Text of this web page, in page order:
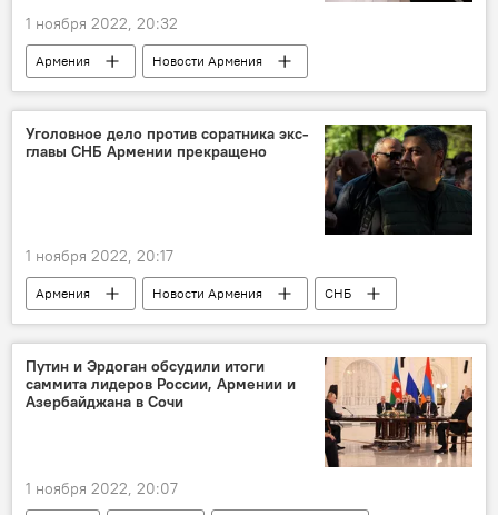
1 ноября 2022, 20:32
Армения
Новости Армения
Виген Акопян
интервью
Политика
эксперт
Уголовное дело против соратника экс-
главы СНБ Армении прекращено
1 ноября 2022, 20:17
Армения Новости Армения
СНБ
Артур Ванецян
Путин и Эрдоган обсудили итоги
саммита лидеров России, Армении и
Азербайджана в Сочи
1 ноября 2022, 20:07